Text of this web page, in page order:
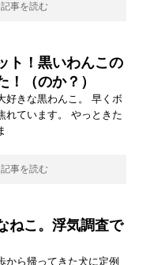
記事を読む
ト！黒いわんこの
！（のか？）
好きな黒わんこ。 早くボ
れています。 やっときた
記事を読む
ねこ。浮気調査で
から帰ってきた犬に定例